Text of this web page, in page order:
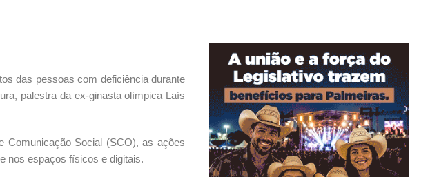
das pessoas com deficiência durante
palestra da ex-ginasta olímpica Laís
Comunicação Social (SCO), as ações
nos espaços físicos e digitais.